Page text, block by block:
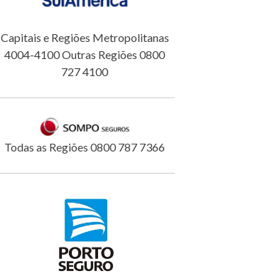
Capitais e Regiões Metropolitanas
4004-4100 Outras Regiões 0800
727 4100
Todas as Regiões 0800 787 7366